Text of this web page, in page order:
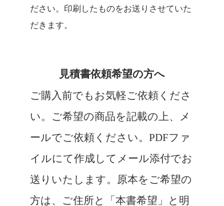
ださい。印刷したものをお送りさせていた
だきます。
見積書依頼希望の方へ
ご購入前でもお気軽ご依頼くださ
い。ご希望の商品を記載の上、メ
ールでご依頼ください。PDFファ
イルにて作成してメール添付でお
送りいたします。原本をご希望の
方は、ご住所と「本書希望」と明